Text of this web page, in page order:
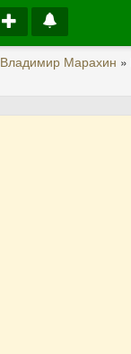
Владимир Марахин »